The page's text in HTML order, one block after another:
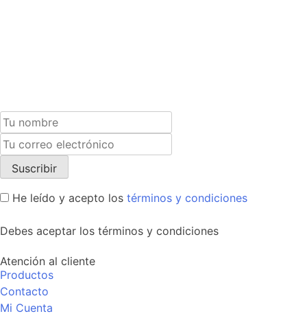
He leído y acepto los términos y condiciones
Debes aceptar los términos y condiciones
Atención al cliente
Productos
Contacto
Mi Cuenta